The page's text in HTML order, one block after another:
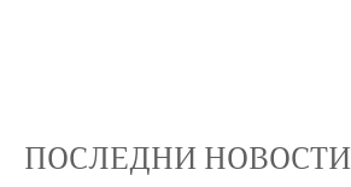
ПОСЛЕДНИ НОВОСТИ